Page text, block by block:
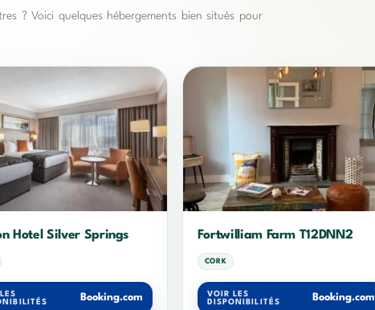
? Voici quelques hébergements bien situés pour
Hotel Silver Springs
Booking.com
Fortwilliam Farm T12DNN2
CORK
VOIR LES
DISPONIBILITÉS
Booking.com